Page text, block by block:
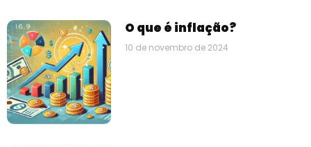
O que é inflação?
10 de novembro de 2024